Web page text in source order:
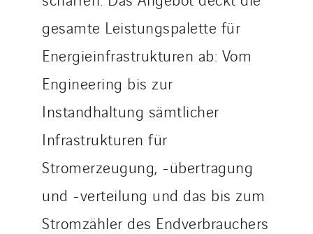
gesamte Leistungspalette für
Energieinfrastrukturen ab: Vom
Engineering bis zur
Instandhaltung sämtlicher
Infrastrukturen für
Stromerzeugung, -übertragung
und -verteilung und das bis zum
Stromzähler des Endverbrauchers